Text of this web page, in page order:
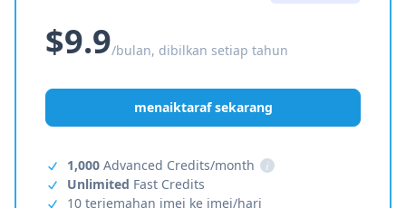
$9.9/bulan, dibilkan setiap tahun
menaiktaraf sekarang
1,000 Advanced Credits/month
i
Unlimited Fast Credits
10 terjemahan imej ke imej/hari